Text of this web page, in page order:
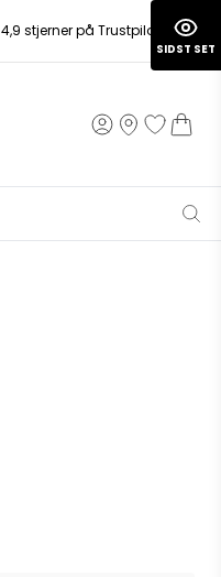
4,9 stjerner på Trustpilot
SIDST SET